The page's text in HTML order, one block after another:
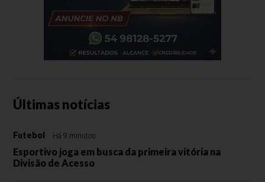
Últimas notícias
Futebol Há 9 minutos
Esportivo joga em busca da primeira vitória na
Divisão de Acesso